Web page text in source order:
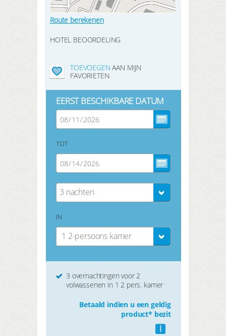
Route berekenen
HOTEL BEOORDELING
TOEVOEGEN AAN MIJN
FAVORIETEN
EERST BESCHIKBARE DATUM
TOT
3 nachten
IN
1 2-persoons kamer
3 overnachtingen voor 2
volwassenen in 1 2 pers. kamer
Betaald indien u een geldig
product* bezit
i